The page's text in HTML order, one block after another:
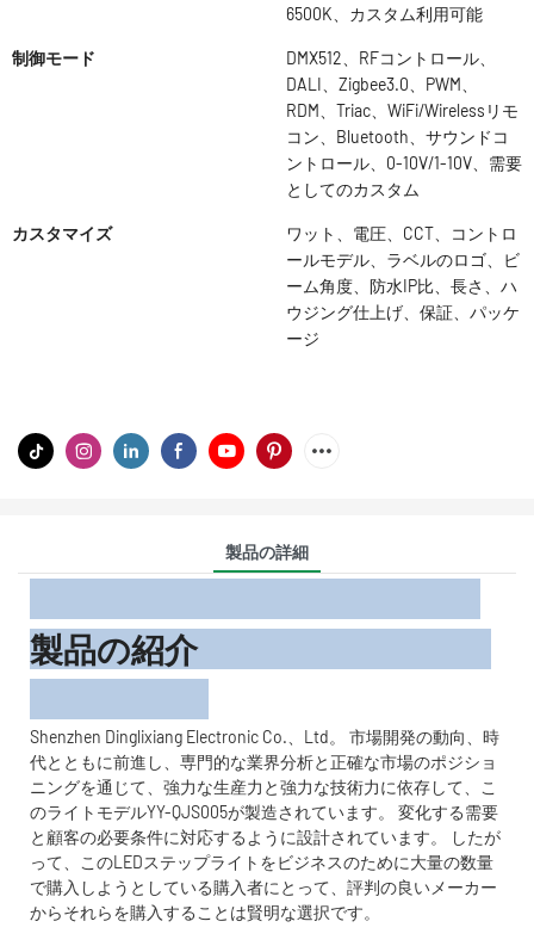
6500K、カスタム利用可能
制御モード
DMX512、RFコントロール、
DALI、Zigbee3.0、PWM、
RDM、Triac、WiFi/Wirelessリモ
コン、Bluetooth、サウンドコ
ントロール、0-10V/1-10V、需要
としてのカスタム
カスタマイズ
ワット、電圧、CCT、コントロ
ールモデル、ラベルのロゴ、ビ
ーム角度、防水IP比、長さ、ハ
ウジング仕上げ、保証、パッケ
ージ
製品の詳細
製品の紹介
Shenzhen Dinglixiang Electronic Co.、Ltd。 市場開発の動向、時
代とともに前進し、専門的な業界分析と正確な市場のポジショ
ニングを通じて、強力な生産力と強力な技術力に依存して、こ
のライトモデルYY-QJS005が製造されています。 変化する需要
と顧客の必要条件に対応するように設計されています。 したが
って、このLEDステップライトをビジネスのために大量の数量
で購入しようとしている購入者にとって、評判の良いメーカー
からそれらを購入することは賢明な選択です。